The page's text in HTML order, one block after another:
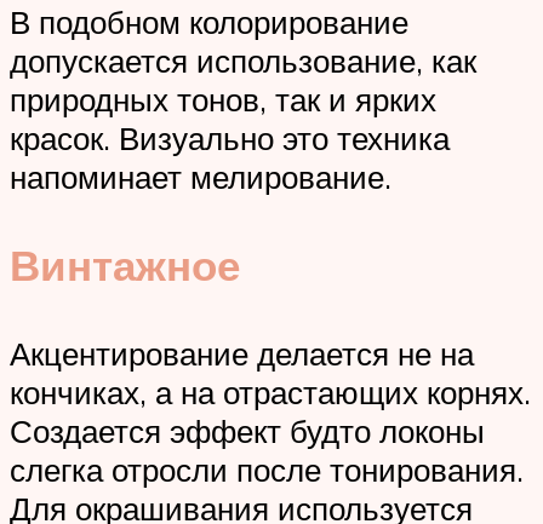
В подобном колорирование
допускается использование, как
природных тонов, так и ярких
красок. Визуально это техника
напоминает мелирование.
Винтажное
Акцентирование делается не на
кончиках, а на отрастающих корнях.
Создается эффект будто локоны
слегка отросли после тонирования.
Для окрашивания используется